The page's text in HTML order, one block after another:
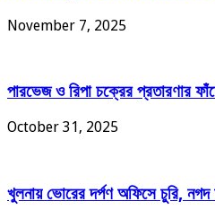
November 7, 2025
পারভেজ ও রিপা চক্রের প্রতারণার
October 31, 2025
খুলনায় ভোরের দর্পণ অফিসে চুরি,